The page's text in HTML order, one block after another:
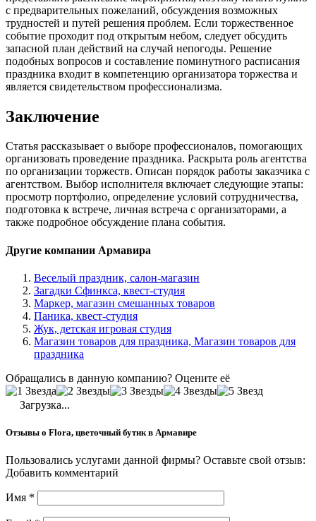
с предварительных пожеланий, обсуждения возможных
трудностей и путей решения проблем. Если торжественное
событие проходит под открытым небом, следует обсудить
запасной план действий на случай непогоды. Решение
подобных вопросов и составление поминутного расписания
праздника входит в компетенцию организатора торжества и
является свидетельством профессионализма.
Заключение
Статья рассказывает о выборе профессионалов, помогающих
организовать проведение праздника. Раскрыта роль агентства
по организации торжеств. Описан порядок работы заказчика с
агентством. Выбор исполнителя включает следующие этапы:
просмотр портфолио, определение условий сотрудничества,
подготовка к встрече, личная встреча с организаторами, а
также подробное обсуждение плана события.
Другие компании Армавира
Веселый праздник, салон-магазин
Загадки Сфинкса, квест-студия
Маркер, магазин смешанных товаров
Паника, квест-студия
Жук, детская игровая студия
Магазин товаров для праздника, Магазин товаров для
праздника
Обращались в данную компанию? Оцените её
Загрузка...
Отзывы о Flora, цветочный бутик в Армавире
Пользовались услугами данной фирмы? Оставьте свой отзыв:
Добавить комментарий
Имя *